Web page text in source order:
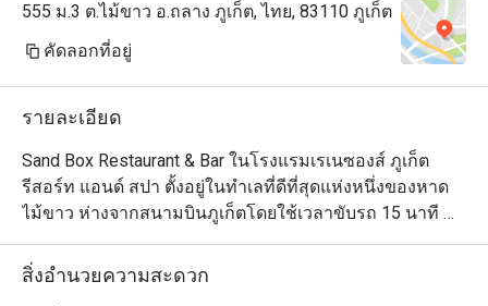
555 ม.3 ต.ไม้ขาว อ.ถลาง ภูเก็ต, ไทย, 83110 ภูเก็ต
คัดลอกที่อยู่
รายละเอียด
Sand Box Restaurant & Bar ในโรงแรมเรเนซองส์ ภูเก็ต
รีสอร์ท แอนด์ สปา ตั้งอยู่ในทำเลที่ดีที่สุดแห่งหนึ่งของหาด
ไม้ขาว ห่างจากสนามบินภูเก็ตโดยใช้เวลาขับรถ 15 นาที
เห็นได้ชัดว่าไม่ใช่แค่เพียงวิวทะเลเท่านั้นที่จะทำให้คุณต้อง
ตะลึง เมื่อรวมทุกอย่างเข้าด้วยกัน ไม่ว่าจะเป็นบรรยากาศ
สิ่งอำนวยความสะดวก